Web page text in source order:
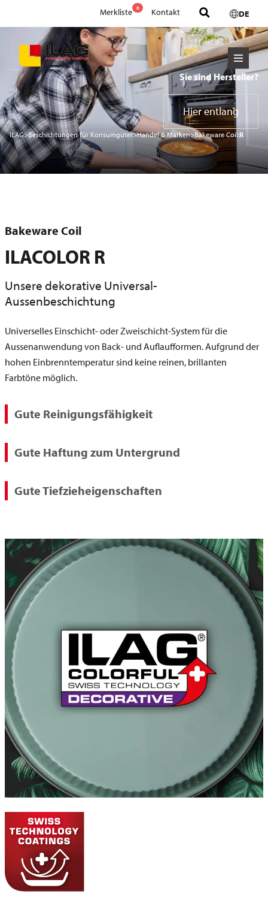
Merkliste 0 Kontakt DE
Sie sind Hersteller?
Hier entlang
ILAG>Beschichtungen für Konsumgüter>Handel & Marken>Bakeware Coil:R
Bakeware Coil
ILACOLOR R
Unsere dekorative Universal-
Aussenbeschichtung
Universelles Einschicht- oder Zweischicht-System für die
Aussenanwendung von Back- und Auflaufformen. Aufgrund der
hohen Einbrenntemperatur sind keine reinen, brillanten
Farbtöne möglich.
Gute Reinigungsfähigkeit
Gute Haftung zum Untergrund
Gute Tiefzieheigenschaften